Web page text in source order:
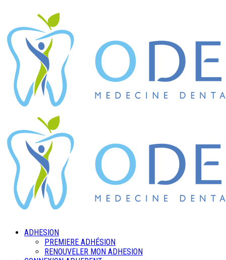
ADHESION
PREMIERE ADHÉSION
RENOUVELER MON ADHESION